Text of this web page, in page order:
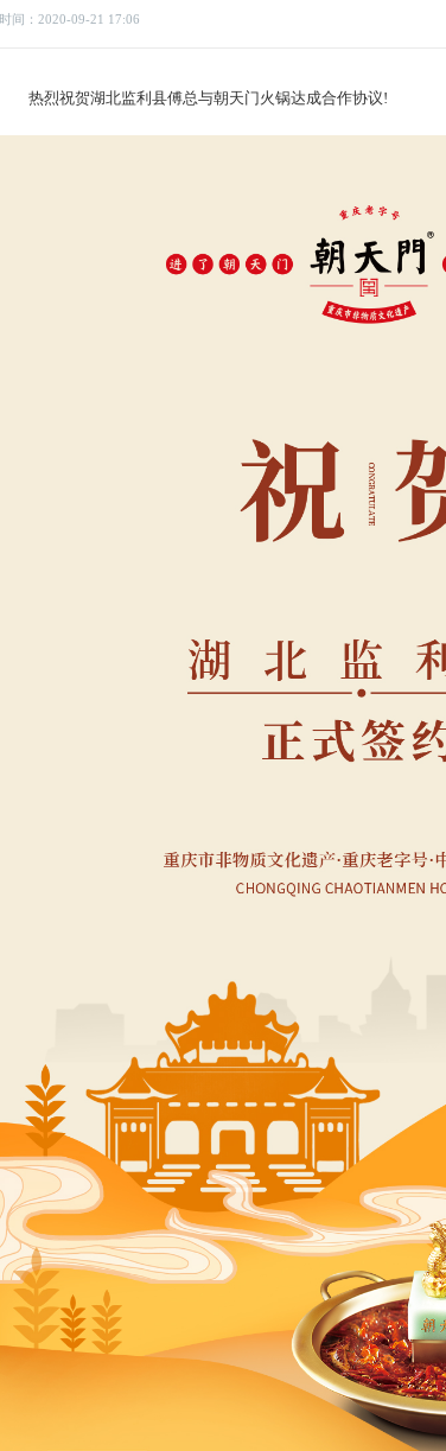
时间：2020-09-21 17:06
热烈祝贺湖北监利县傅总与朝天门火锅达成合作协议!